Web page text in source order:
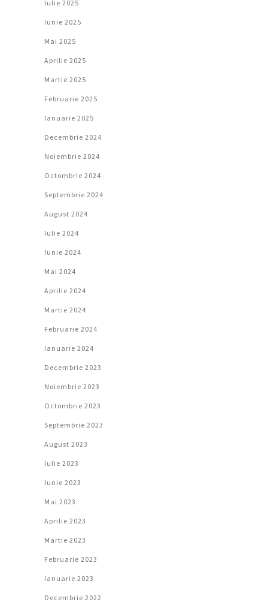
Iulie 2025
Iunie 2025
Mai 2025
Aprilie 2025
Martie 2025
Februarie 2025
Ianuarie 2025
Decembrie 2024
Noiembrie 2024
Octombrie 2024
Septembrie 2024
August 2024
Iulie 2024
Iunie 2024
Mai 2024
Aprilie 2024
Martie 2024
Februarie 2024
Ianuarie 2024
Decembrie 2023
Noiembrie 2023
Octombrie 2023
Septembrie 2023
August 2023
Iulie 2023
Iunie 2023
Mai 2023
Aprilie 2023
Martie 2023
Februarie 2023
Ianuarie 2023
Decembrie 2022